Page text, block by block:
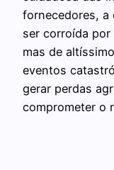
fornecedores, a
ser corroída
mas de
eventos
gerar perdas
comprometer o